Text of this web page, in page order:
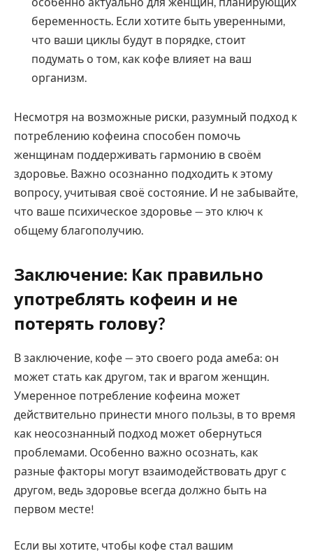
особенно актуально для женщин, планирующих
беременность. Если хотите быть уверенными,
что ваши циклы будут в порядке, стоит
подумать о том, как кофе влияет на ваш
организм.
Несмотря на возможные риски, разумный подход к
потреблению кофеина способен помочь
женщинам поддерживать гармонию в своём
здоровье. Важно осознанно подходить к этому
вопросу, учитывая своё состояние. И не забывайте,
что ваше психическое здоровье — это ключ к
общему благополучию.
Заключение: Как правильно
употреблять кофеин и не
потерять голову?
В заключение, кофе — это своего рода амеба: он
может стать как другом, так и врагом женщин.
Умеренное потребление кофеина может
действительно принести много пользы, в то время
как неосознанный подход может обернуться
проблемами. Особенно важно осознать, как
разные факторы могут взаимодействовать друг с
другом, ведь здоровье всегда должно быть на
первом месте!
Если вы хотите, чтобы кофе стал вашим